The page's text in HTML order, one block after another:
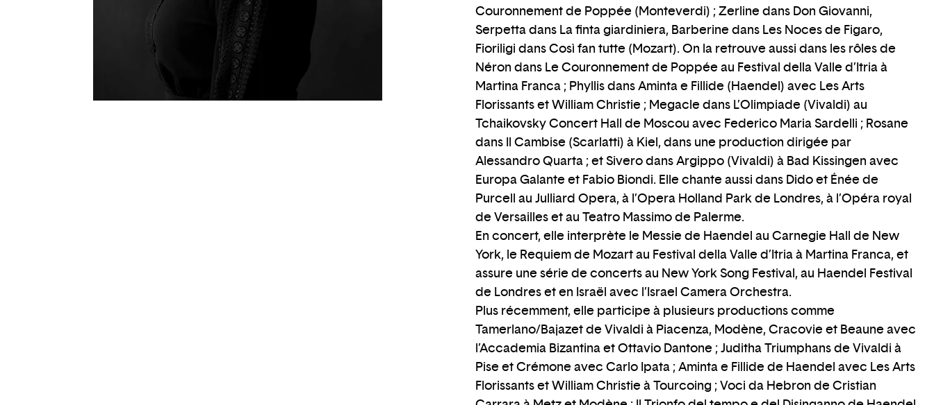
Couronnement de Poppée (Monteverdi) ; Zerline dans Don Giovanni,
Serpetta dans La finta giardiniera, Barberine dans Les Noces de Figaro,
Fioriligi dans Così fan tutte (Mozart). On la retrouve aussi dans les rôles de
Néron dans Le Couronnement de Poppée au Festival della Valle d’Itria à
Martina Franca ; Phyllis dans Aminta e Fillide (Haendel) avec Les Arts
Florissants et William Christie ; Megacle dans L’Olimpiade (Vivaldi) au
Tchaikovsky Concert Hall de Moscou avec Federico Maria Sardelli ; Rosane
dans Il Cambise (Scarlatti) à Kiel, dans une production dirigée par
Alessandro Quarta ; et Sivero dans Argippo (Vivaldi) à Bad Kissingen avec
Europa Galante et Fabio Biondi. Elle chante aussi dans Dido et Énée de
Purcell au Julliard Opera, à l’Opera Holland Park de Londres, à l’Opéra royal
de Versailles et au Teatro Massimo de Palerme.
En concert, elle interprète le Messie de Haendel au Carnegie Hall de New
York, le Requiem de Mozart au Festival della Valle d’Itria à Martina Franca, et
assure une série de concerts au New York Song Festival, au Haendel Festival
de Londres et en Israël avec l’Israel Camera Orchestra.
Plus récemment, elle participe à plusieurs productions comme
Tamerlano/Bajazet de Vivaldi à Piacenza, Modène, Cracovie et Beaune avec
l’Accademia Bizantina et Ottavio Dantone ; Juditha Triumphans de Vivaldi à
Pise et Crémone avec Carlo Ipata ; Aminta e Fillide de Haendel avec Les Arts
Florissants et William Christie à Tourcoing ; Voci da Hebron de Cristian